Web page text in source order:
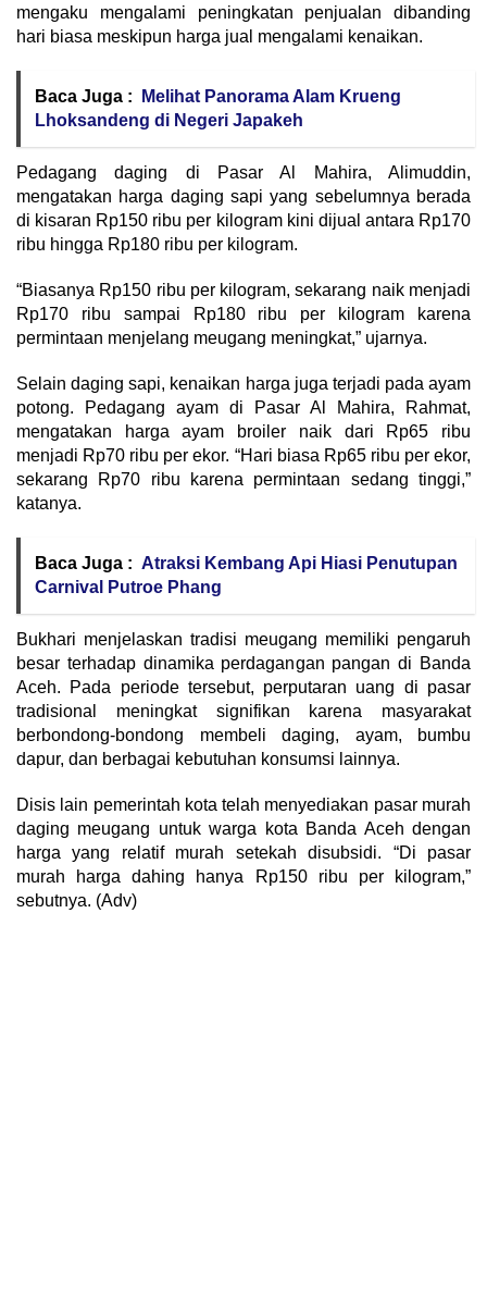
mengaku mengalami peningkatan penjualan dibanding
hari biasa meskipun harga jual mengalami kenaikan.
Baca Juga :
Melihat Panorama Alam Krueng
Lhoksandeng di Negeri Japakeh
Pedagang daging di Pasar Al Mahira, Alimuddin,
mengatakan harga daging sapi yang sebelumnya berada
di kisaran Rp150 ribu per kilogram kini dijual antara Rp170
ribu hingga Rp180 ribu per kilogram.
“Biasanya Rp150 ribu per kilogram, sekarang naik menjadi
Rp170 ribu sampai Rp180 ribu per kilogram karena
permintaan menjelang meugang meningkat,” ujarnya.
Selain daging sapi, kenaikan harga juga terjadi pada ayam
potong. Pedagang ayam di Pasar Al Mahira, Rahmat,
mengatakan harga ayam broiler naik dari Rp65 ribu
menjadi Rp70 ribu per ekor. “Hari biasa Rp65 ribu per ekor,
sekarang Rp70 ribu karena permintaan sedang tinggi,”
katanya.
Baca Juga : Atraksi Kembang Api Hiasi Penutupan
Carnival Putroe Phang
Bukhari menjelaskan tradisi meugang memiliki pengaruh
besar terhadap dinamika perdagangan pangan di Banda
Aceh. Pada periode tersebut, perputaran uang di pasar
tradisional meningkat signifikan karena masyarakat
berbondong-bondong membeli daging, ayam, bumbu
dapur, dan berbagai kebutuhan konsumsi lainnya.
Disis lain pemerintah kota telah menyediakan pasar murah
daging meugang untuk warga kota Banda Aceh dengan
harga yang relatif murah setekah disubsidi. “Di pasar
murah harga dahing hanya Rp150 ribu per kilogram,”
sebutnya. (Adv)